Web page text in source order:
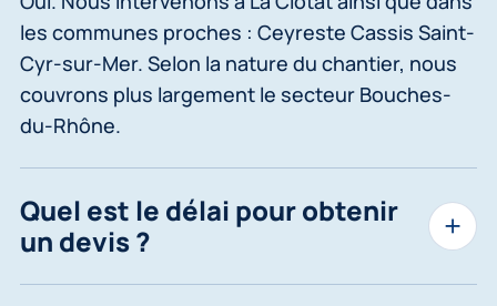
les communes proches : Ceyreste Cassis Saint-
Cyr-sur-Mer. Selon la nature du chantier, nous
couvrons plus largement le secteur Bouches-
du-Rhône.
Quel est le délai pour obtenir
un devis ?